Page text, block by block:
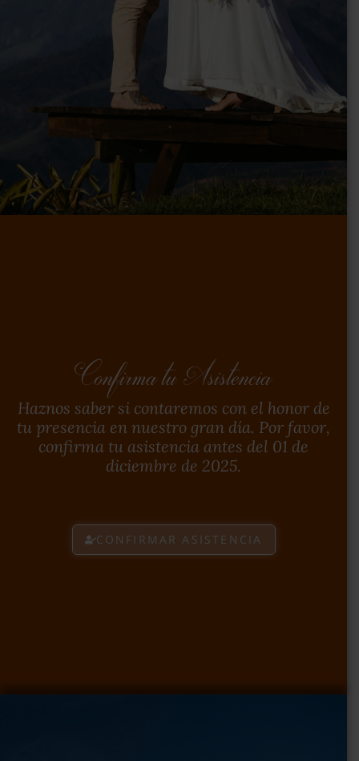
Confirma tu Asistencia
Haznos saber si contaremos con el honor de
tu presencia en nuestro gran día. Por favor,
confirma tu asistencia antes del 01 de
diciembre de 2025.
CONFIRMAR ASISTENCIA